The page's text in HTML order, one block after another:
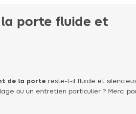
la porte fluide et
de la porte reste-t-il fluide et
ou un entretien particulier ? Merci